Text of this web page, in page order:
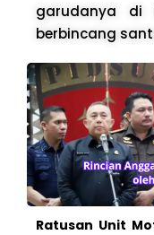
garudanya di
berbincang
Ratusan Unit